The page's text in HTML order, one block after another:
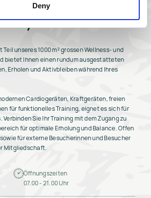
Deny
Gym
Teil unseres 1000 m² grossen Wellness- und
bietet Ihnen einen rundum ausgestatteten
Erholen und Aktivbleiben während Ihres
Cardiogeräten, Kraftgeräten, freien
für funktionelles Training, eignet es sich für
Sie Ihr Training mit dem Zugang zu
für optimale Erholung und Balance. Offen
für externe Besucherinnen und Besucher
Mitgliedschaft.
Öffnungszeiten
07.00 - 21.00 Uhr